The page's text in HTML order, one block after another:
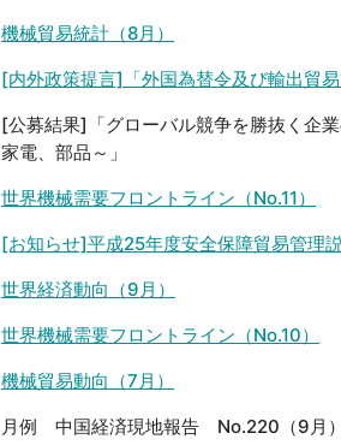
機械貿易統計（8月）
[内外政策提言]「外国為替令及び輸出貿
[公募結果]「グローバル競争を勝抜く企
家電、部品～」
世界機械需要フロントライン（No.11）
[お知らせ]平成25年度安全保障貿易管理
世界経済動向（9月）
世界機械需要フロントライン（No.10）
機械貿易動向（7月）
月例 中国経済現地報告 No.220（9月